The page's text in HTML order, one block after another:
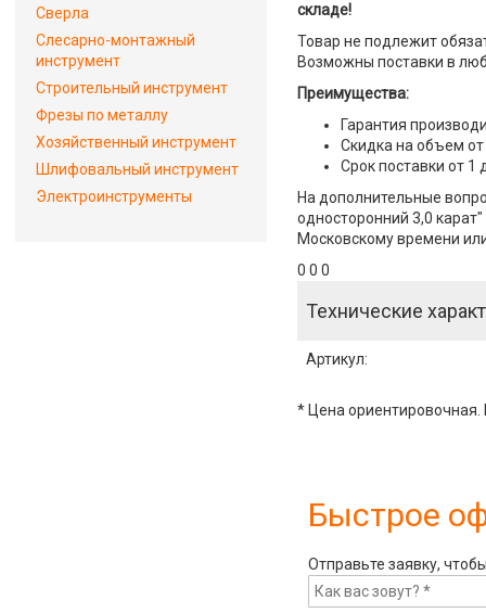
складе!
Товар не подлежит
Возможны поставки в
Преимущества:
Гарантия
Скидка на объем от
Срок поставки от 1
На дополнительные
односторонний 3,0
Московскому времени
0 0 0
Технические
Артикул:
* Цена ориентировочная.
Быстрое
Отправьте заявку,
Сверла
Слесарно-монтажный
инструмент
Строительный инструмент
Фрезы по металлу
Хозяйственный инструмент
Шлифовальный инструмент
Электроинструменты